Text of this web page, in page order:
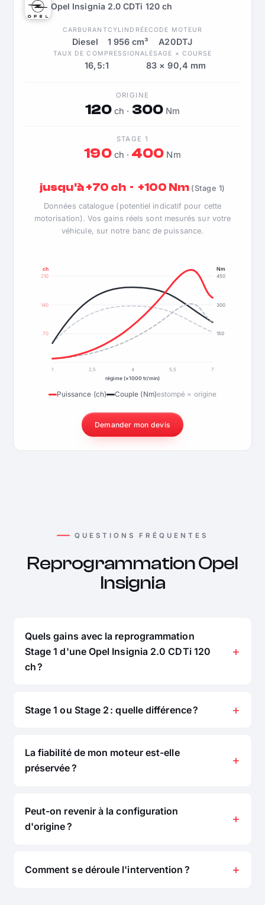
Opel Insignia 2.0 CDTi 120 ch
CARBURANT
Diesel
CYLINDRÉE
1 956 cm³
CODE MOTEUR
A20DTJ
TAUX DE COMPRESSION
16,5:1
ALÉSAGE × COURSE
83 × 90,4 mm
ORIGINE
120 ch · 300Nm
STAGE 1
190ch · 400 Nm
jusqu'à +70 ch · +100 Nm (Stage 1)
Données catalogue (potentiel indicatif pour cette
motorisation). Vos gains réels sont mesurés sur votre
véhicule, sur notre banc de puissance.
70
140
210
150
300
450
ch Nm
1 2,5 4 5,5
7
régime (×1000 tr/min)
Puissance (ch) Couple (Nm)estompé = origine
Demander mon devis
QUESTIONS FRÉQUENTES
Reprogrammation Opel
Insignia
Quels gains avec la reprogrammation
Stage 1 d'une Opel Insignia 2.0 CDTi 120
ch ?
Stage 1 ou Stage 2 : quelle différence ?
La fiabilité de mon moteur est-elle
préservée ?
Peut-on revenir à la configuration
d'origine ?
Comment se déroule l'intervention ?